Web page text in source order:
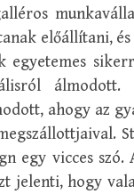
előállítani,
egyetemes
álmodott.
ahogy az
egy vicces szó.
jelenti, hogy